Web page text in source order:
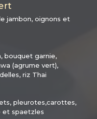
jambon, oignons et
bouquet garnie,
(agrume vert),
riz Thai
pleurotes,carottes,
et spaetzles